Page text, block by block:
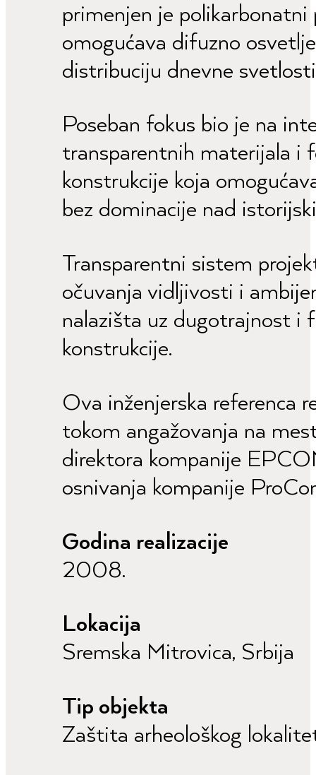
primenjen je polikarbonatni
omogućava difuzno
distribuciju dnevne
Poseban fokus bio je na
transparentnih materijala i
konstrukcije koja
bez dominacije nad
Transparentni sistem
očuvanja vidljivosti i
nalazišta uz dugotrajnost i
konstrukcije.
Ova inženjerska referenca
tokom angažovanja na
direktora kompanije
osnivanja kompanije
Godina realizacije
2008.
Lokacija
Sremska Mitrovica, Srbija
Tip objekta
Zaštita arheološkog